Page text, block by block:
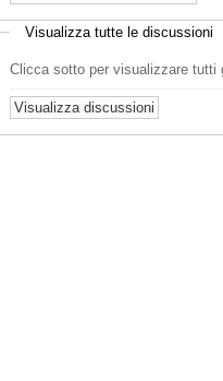
Visualizza tutte le discussioni
Clicca sotto per visualizzare tutti